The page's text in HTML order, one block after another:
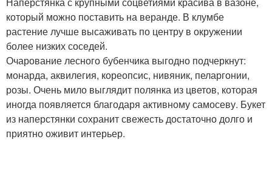
который можно поставить на веранде. В клумбе
растение лучше высаживать по центру в окружении
более низких соседей.
Очарование лесного бубенчика выгодно подчеркнут:
монарда, аквилегия, кореопсис, нивяник, пеларгонии,
розы. Очень мило выглядит полянка из цветов, которая
иногда появляется благодаря активному самосеву. Букет
из наперстянки сохранит свежесть достаточно долго и
приятно оживит интерьер.